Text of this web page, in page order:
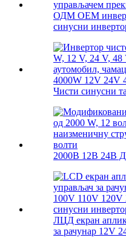
ОДМ ОЕМ
синусни
4000W 12V 24V
Чисти синусни
2000В 12В 24В
ЛЦД екран
за рачунар 12V